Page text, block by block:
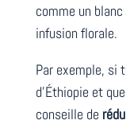
comme un
infusion florale.
Par exemple, si
d’Éthiopie et
conseille de